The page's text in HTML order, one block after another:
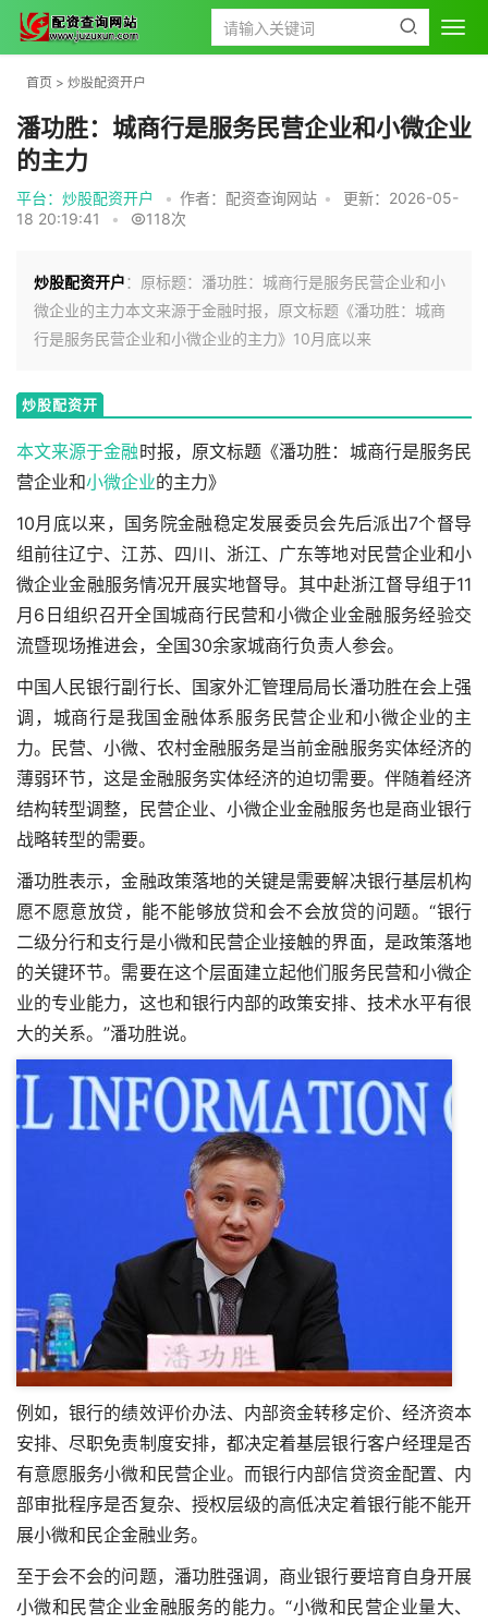
首页 > 炒股配资开户
潘功胜：城商行是服务民营企业和小微企业
的主力
平台：炒股配资开户 • 作者：配资查询网站 •
更新：2026-05-
18 20:19:41
• 118次
炒股配资开户：原标题：潘功胜：城商行是服务民营企业和小
微企业的主力本文来源于金融时报，原文标题《潘功胜：城商
行是服务民营企业和小微企业的主力》10月底以来
炒股配资开
本文来源于金融时报，原文标题《潘功胜：城商行是服务民
营企业和小微企业的主力》
10月底以来，国务院金融稳定发展委员会先后派出7个督导
组前往辽宁、江苏、四川、浙江、广东等地对民营企业和小
微企业金融服务情况开展实地督导。其中赴浙江督导组于11
月6日组织召开全国城商行民营和小微企业金融服务经验交
流暨现场推进会，全国30余家城商行负责人参会。
中国人民银行副行长、国家外汇管理局局长潘功胜在会上强
调，城商行是我国金融体系服务民营企业和小微企业的主
力。民营、小微、农村金融服务是当前金融服务实体经济的
薄弱环节，这是金融服务实体经济的迫切需要。伴随着经济
结构转型调整，民营企业、小微企业金融服务也是商业银行
战略转型的需要。
潘功胜表示，金融政策落地的关键是需要解决银行基层机构
愿不愿意放贷，能不能够放贷和会不会放贷的问题。“银行
二级分行和支行是小微和民营企业接触的界面，是政策落地
的关键环节。需要在这个层面建立起他们服务民营和小微企
业的专业能力，这也和银行内部的政策安排、技术水平有很
大的关系。”潘功胜说。
例如，银行的绩效评价办法、内部资金转移定价、经济资本
安排、尽职免责制度安排，都决定着基层银行客户经理是否
有意愿服务小微和民营企业。而银行内部信贷资金配置、内
部审批程序是否复杂、授权层级的高低决定着银行能不能开
展小微和民企金融业务。
至于会不会的问题，潘功胜强调，商业银行要培育自身开展
小微和民营企业金融服务的能力。“小微和民营企业量大、